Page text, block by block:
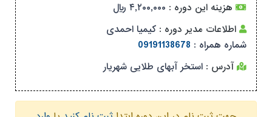
هزینه این دوره : ۴,۲۰۰,۰۰۰ ریال
اطلاعات مدیر دوره : کیمیا احمدی
شماره همراه : 09191138678
آدرس : استخر آبهای طلایی شهریار